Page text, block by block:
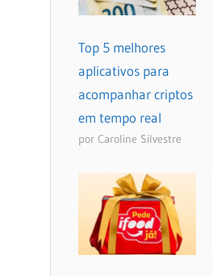
Top 5 melhores
aplicativos para
acompanhar criptos
em tempo real
por Caroline Silvestre